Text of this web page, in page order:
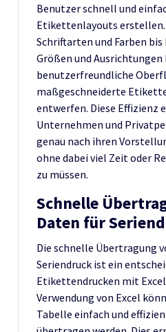
Benutzer schnell und
Etikettenlayouts erstellen.
Schriftarten und Farben
Größen und
benutzerfreundliche
maßgeschneiderte
entwerfen. Diese Effizienz
Unternehmen und
genau nach ihren
ohne dabei viel Zeit oder
zu müssen.
Schnelle
Daten für
Die schnelle Übertragung
Seriendruck ist ein
Etikettendrucken mit
Verwendung von Excel
Tabelle einfach und